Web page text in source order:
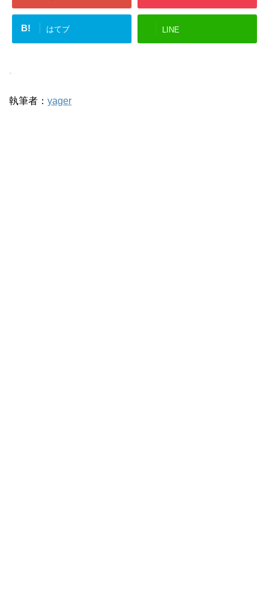
B! はてブ LINE
-
執筆者： yager